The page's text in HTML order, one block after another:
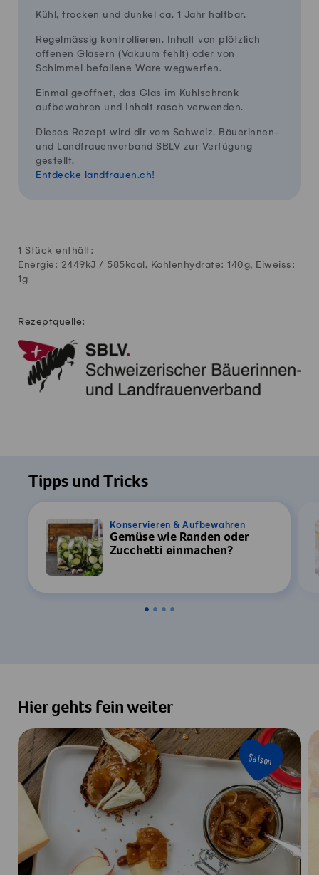
Kühl, trocken und dunkel ca. 1 Jahr haltbar.
Regelmässig kontrollieren. Inhalt von plötzlich
offenen Gläsern (Vakuum fehlt) oder von
Schimmel befallene Ware wegwerfen.
Einmal geöffnet, das Glas im Kühlschrank
aufbewahren und Inhalt rasch verwenden.
Dieses Rezept wird dir vom Schweiz. Bäuerinnen-
und Landfrauenverband SBLV zur Verfügung
gestellt.
Entdecke landfrauen.ch!
1 Stück enthält:
Energie: 2449kJ / 585 kcal, Kohlenhydrate: 140g, Eiweiss:
1 g
Rezeptquelle:
Tipps und Tricks
Konservieren & Aufbewahren
Gemüse wie Randen oder
Zucchetti einmachen?
Hier gehts fein weiter
Saison